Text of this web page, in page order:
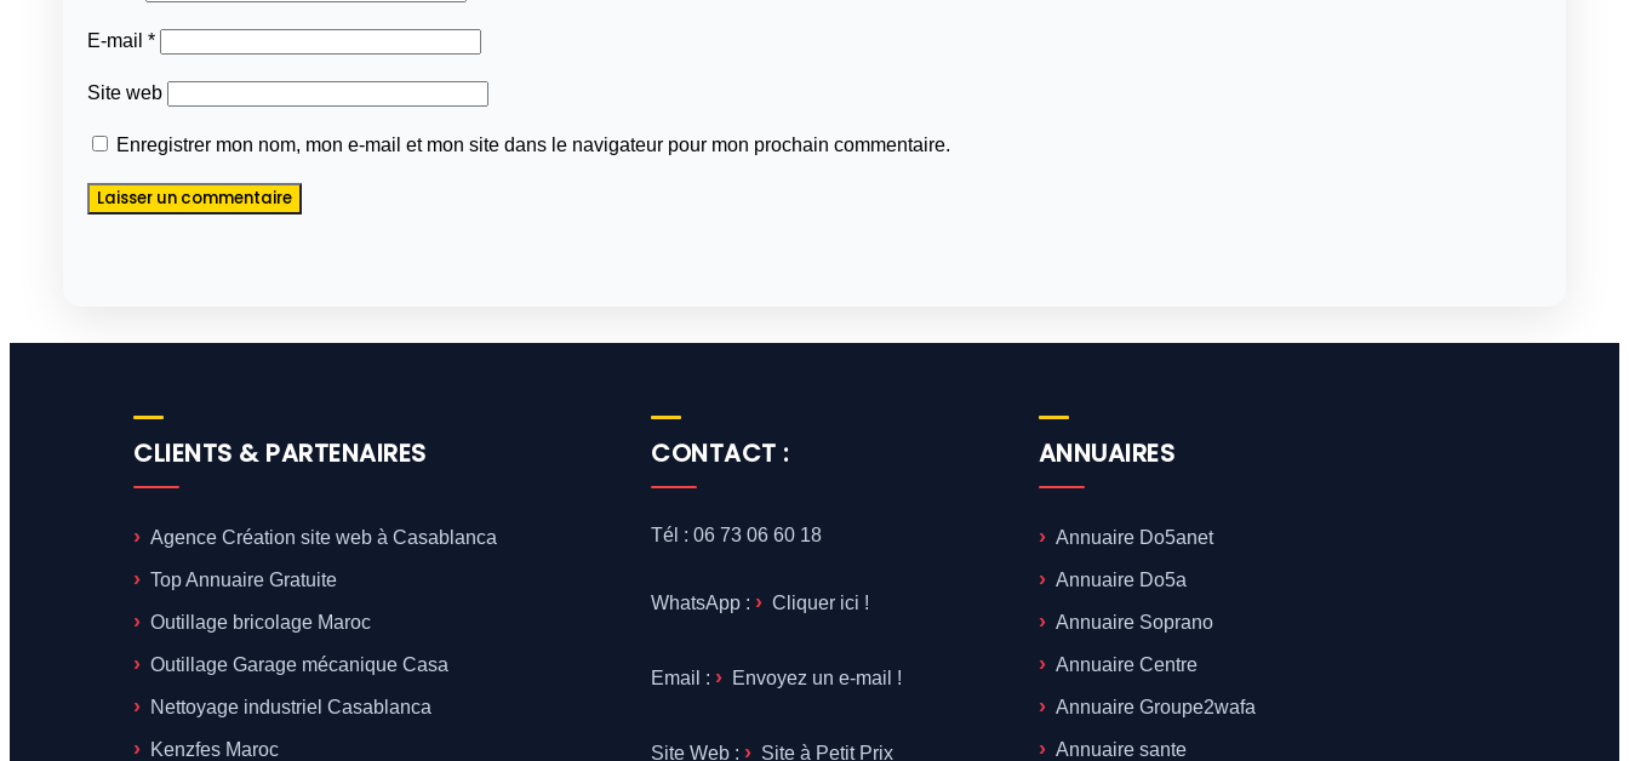
E-mail *
Site web
Enregistrer mon nom, mon e-mail et mon site dans le navigateur pour mon prochain commentaire.
CLIENTS & PARTENAIRES
Agence Création site web à Casablanca
Top Annuaire Gratuite
Outillage bricolage Maroc
Outillage Garage mécanique Casa
Nettoyage industriel Casablanca
Kenzfes Maroc
CONTACT :
Tél : 06 73 06 60 18
WhatsApp : Cliquer ici !
Email : Envoyez un e-mail !
Site Web : Site à Petit Prix
ANNUAIRES
Annuaire Do5anet
Annuaire Do5a
Annuaire Soprano
Annuaire Centre
Annuaire Groupe2wafa
Annuaire sante